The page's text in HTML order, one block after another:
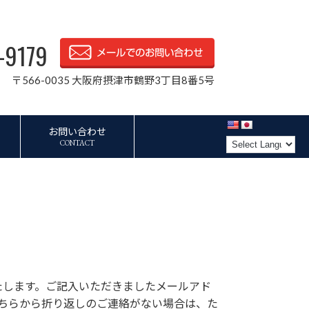
〒566-0035 大阪府摂津市鶴野3丁目8番5号
お問い合わせ
CONTACT
ます。ご記入いただきましたメールアド
らから折り返しのご連絡がない場合は、た